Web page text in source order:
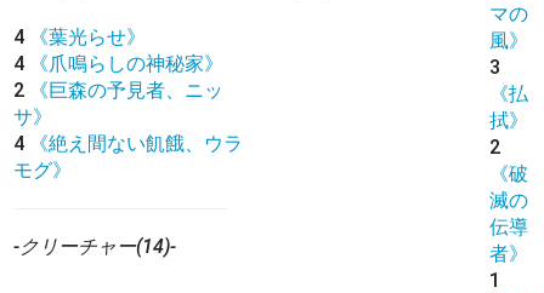
4
《葉光らせ》
4
《爪鳴らしの神秘家》
2
《巨森の予見者、ニッ
サ》
4
《絶え間ない飢餓、ウラ
モグ》
-クリーチャー(14)-
マの
風》
3
《払
拭》
2
《破
滅の
伝導
者》
1